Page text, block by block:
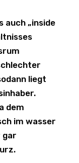
auch „inside
liegt
dem
im wasser
gar